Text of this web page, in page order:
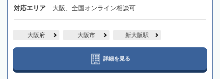
対応エリア 大阪、全国オンライン相談可
大阪府 大阪市 新大阪駅
詳細を見る